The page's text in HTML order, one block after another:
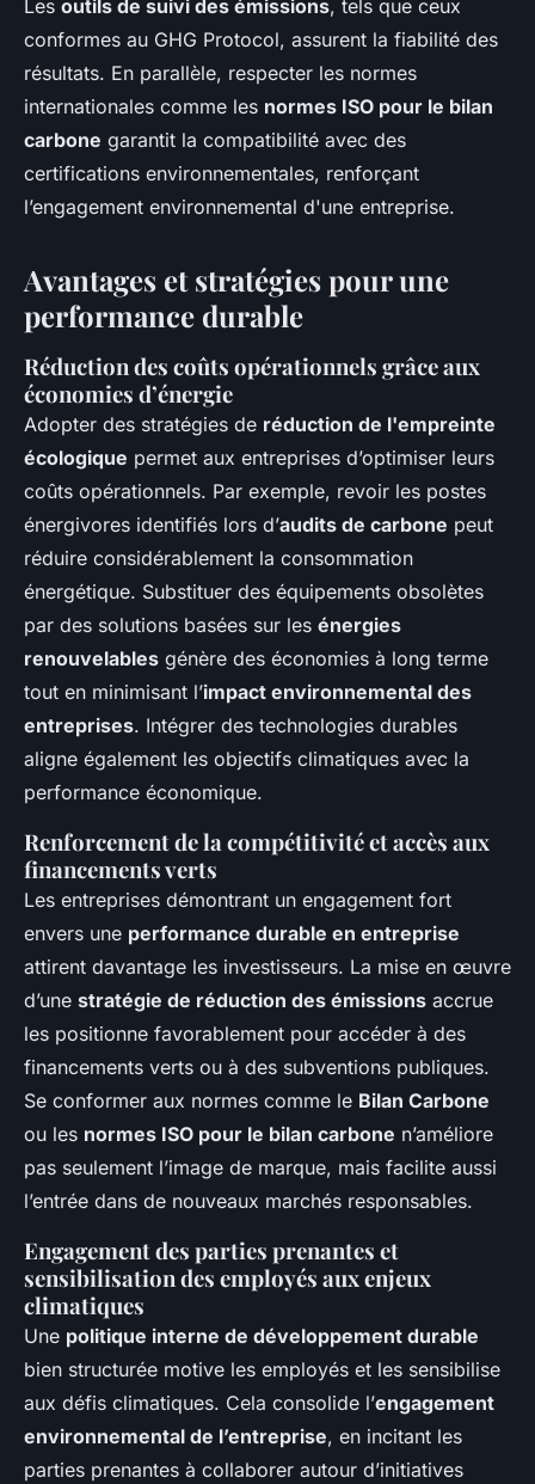
Les outils de suivi des émissions, tels que ceux
conformes au GHG Protocol, assurent la fiabilité des
résultats. En parallèle, respecter les normes
internationales comme les normes ISO pour le bilan
carbone garantit la compatibilité avec des
certifications environnementales, renforçant
l’engagement environnemental d'une entreprise.
Avantages et stratégies pour une
performance durable
Réduction des coûts opérationnels grâce aux
économies d’énergie
Adopter des stratégies de réduction de l'empreinte
écologique permet aux entreprises d’optimiser leurs
coûts opérationnels. Par exemple, revoir les postes
énergivores identifiés lors d’audits de carbone peut
réduire considérablement la consommation
énergétique. Substituer des équipements obsolètes
par des solutions basées sur les énergies
renouvelables génère des économies à long terme
tout en minimisant l’impact environnemental des
entreprises. Intégrer des technologies durables
aligne également les objectifs climatiques avec la
performance économique.
Renforcement de la compétitivité et accès aux
financements verts
Les entreprises démontrant un engagement fort
envers une performance durable en entreprise
attirent davantage les investisseurs. La mise en œuvre
d’une stratégie de réduction des émissions accrue
les positionne favorablement pour accéder à des
financements verts ou à des subventions publiques.
Se conformer aux normes comme le Bilan Carbone
ou les normes ISO pour le bilan carbone n’améliore
pas seulement l’image de marque, mais facilite aussi
l’entrée dans de nouveaux marchés responsables.
Engagement des parties prenantes et
sensibilisation des employés aux enjeux
climatiques
Une politique interne de développement durable
bien structurée motive les employés et les sensibilise
aux défis climatiques. Cela consolide l’engagement
environnemental de l’entreprise, en incitant les
parties prenantes à collaborer autour d’initiatives